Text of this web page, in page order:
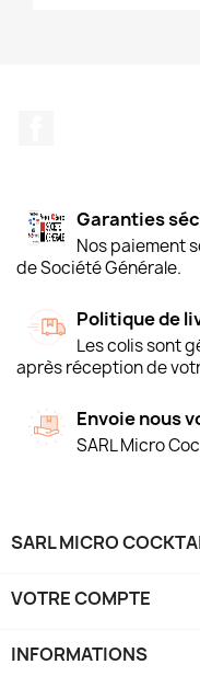
Garanties
Nos paiement
de Société Générale.
Politique de
Les colis sont
après réception de
Envoie nous
SARL Micro
SARL MICRO
VOTRE COMPTE
INFORMATIONS